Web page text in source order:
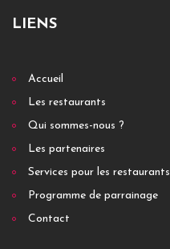
LIENS
Accueil
Les restaurants
Qui sommes-nous ?
Les partenaires
Services pour les restaurants
Programme de parrainage
Contact